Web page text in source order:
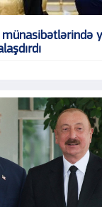
münasibətlərində